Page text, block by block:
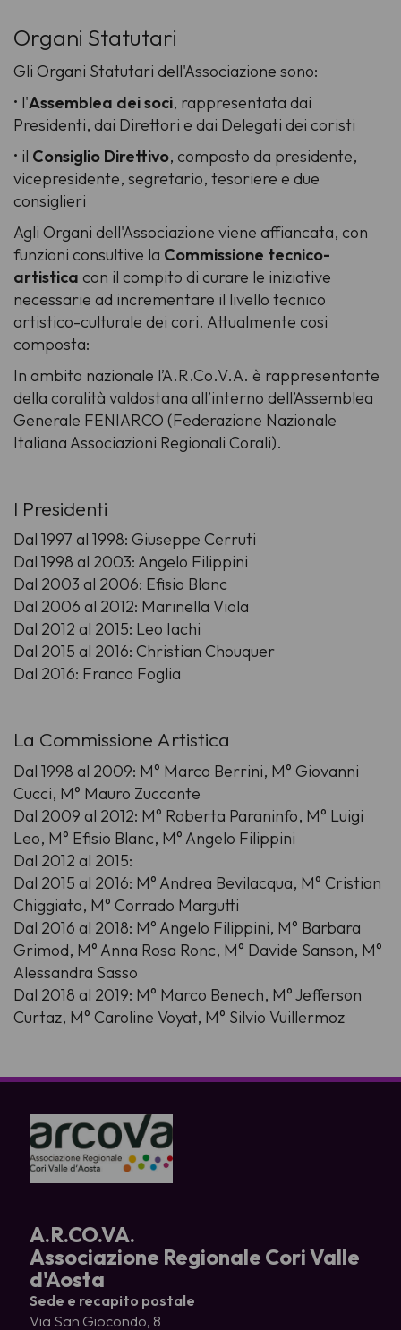
Organi Statutari
Gli Organi Statutari dell'Associazione sono:
• l'Assemblea dei soci, rappresentata dai
Presidenti, dai Direttori e dai Delegati dei coristi
• il Consiglio Direttivo, composto da presidente,
vicepresidente, segretario, tesoriere e due
consiglieri
Agli Organi dell'Associazione viene affiancata, con
funzioni consultive la Commissione tecnico-
artistica con il compito di curare le iniziative
necessarie ad incrementare il livello tecnico
artistico-culturale dei cori. Attualmente cosi
composta:
In ambito nazionale l’A.R.Co.V.A. è rappresentante
della coralità valdostana all’interno dell’Assemblea
Generale FENIARCO (Federazione Nazionale
Italiana Associazioni Regionali Corali).
I Presidenti
Dal 1997 al 1998: Giuseppe Cerruti
Dal 1998 al 2003: Angelo Filippini
Dal 2003 al 2006: Efisio Blanc
Dal 2006 al 2012: Marinella Viola
Dal 2012 al 2015: Leo Iachi
Dal 2015 al 2016: Christian Chouquer
Dal 2016: Franco Foglia
La Commissione Artistica
Dal 1998 al 2009: M° Marco Berrini, M° Giovanni
Cucci, M° Mauro Zuccante
Dal 2009 al 2012: M° Roberta Paraninfo, M° Luigi
Leo, M° Efisio Blanc, M° Angelo Filippini
Dal 2012 al 2015:
Dal 2015 al 2016: M° Andrea Bevilacqua, M° Cristian
Chiggiato, M° Corrado Margutti
Dal 2016 al 2018: M° Angelo Filippini, M° Barbara
Grimod, M° Anna Rosa Ronc, M° Davide Sanson, M°
Alessandra Sasso
Dal 2018 al 2019: M° Marco Benech, M° Jefferson
Curtaz, M° Caroline Voyat, M° Silvio Vuillermoz
A.R.CO.VA.
Associazione Regionale Cori Valle
d'Aosta
Sede e recapito postale
Via San Giocondo, 8